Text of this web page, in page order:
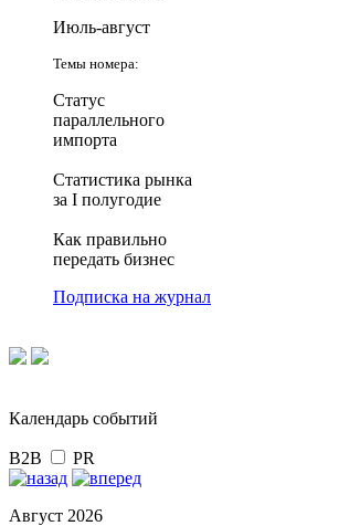
Июль-август
Темы номера:
Статус
параллельного
импорта
Статистика рынка
за I полугодие
Как правильно
передать бизнес
Подписка на журнал
Календарь событий
B2B PR
Август 2026